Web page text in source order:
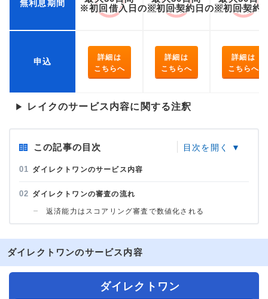
無利息期間 ※初回借入日の翌日から※初回契約日の翌日から
※初回契約
申込
詳細は
こちらへ
詳細は
こちらへ
詳細は
こちらへ
▶ レイクのサービス内容に関する注釈
この記事の目次
ダイレクトワンのサービス内容
ダイレクトワンの審査の流れ
返済能力はスコアリング審査で数値化される
ダイレクトワンのサービス内容
ダイレクトワン